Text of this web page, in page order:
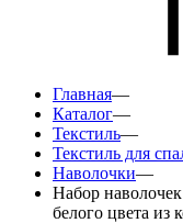
Главная—
Каталог—
Текстиль—
Текстиль для
Наволочки—
Набор
белого цвета из